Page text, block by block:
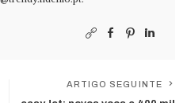
ARTIGO SEGUINTE